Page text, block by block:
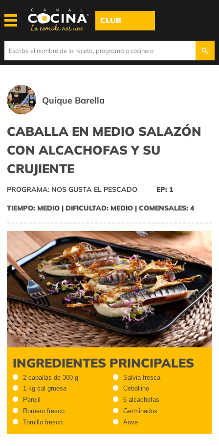
CLUB
Quique Barella
CABALLA EN MEDIO SALAZÓN
CON ALCACHOFAS Y SU
CRUJIENTE
PROGRAMA: NOS GUSTA EL PESCADO EP: 1
TIEMPO: MEDIO | DIFICULTAD: MEDIO | COMENSALES: 4
INGREDIENTES PRINCIPALES
2 caballas de 300 g
1 kg sal gruesa
Perejil
Romero fresco
Tomillo fresco
Salvia fresca
Cebollino
6 alcachofas
Germinados
Aove